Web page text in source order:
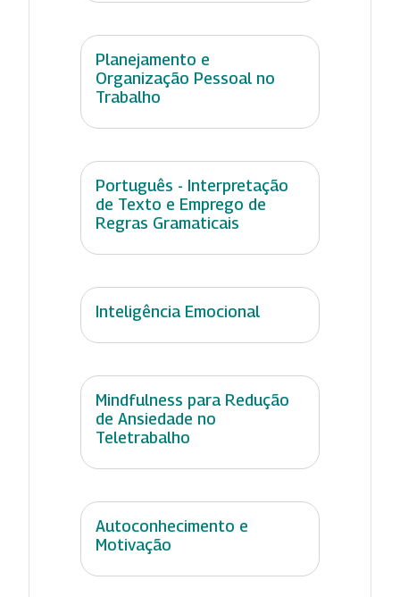
Planejamento e
Organização Pessoal no
Trabalho
Português - Interpretação
de Texto e Emprego de
Regras Gramaticais
Inteligência Emocional
Mindfulness para Redução
de Ansiedade no
Teletrabalho
Autoconhecimento e
Motivação